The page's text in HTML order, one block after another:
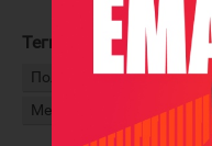
Теги: Жаровский
Поляков Матвей
СКА
Металлург Мг